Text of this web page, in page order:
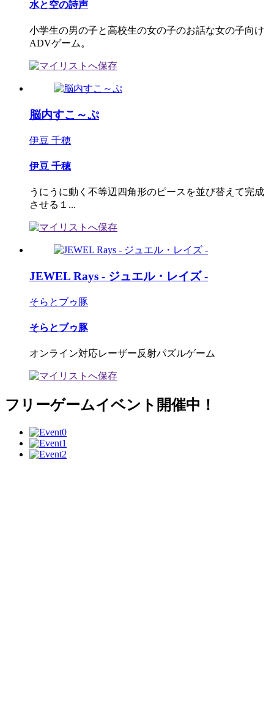
水と空の詩声
小学生の男の子と高校生の女の子のお話な女の子向け
ADVゲーム。
脳内すこ～ぷ
伊豆 千穂
伊豆 千穂
うにうに動く不等辺四角形のピースを並び替えて完成
させる１...
JEWEL Rays - ジュエル・レイズ -
そらとブゥ豚
そらとブゥ豚
オンライン対応レーザー反射パズルゲーム
フリーゲームイベント開催中！